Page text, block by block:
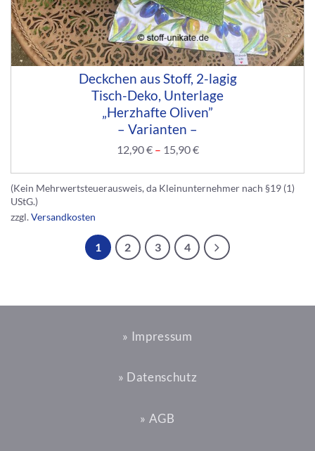
Deckchen aus Stoff, 2-lagig
Tisch-Deko, Unterlage
„Herzhafte Oliven”
– Varianten –
12,90€– 15,90€
(Kein Mehrwertsteuerausweis, da Kleinunternehmer nach §19 (1)
UStG.)
zzgl.Versandkosten
1 2 3 4
» Impressum
» Datenschutz
» AGB